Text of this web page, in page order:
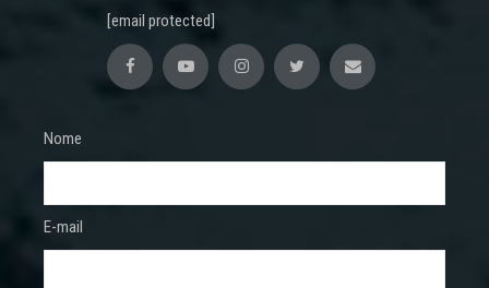
[email protected]
Nome
E-mail